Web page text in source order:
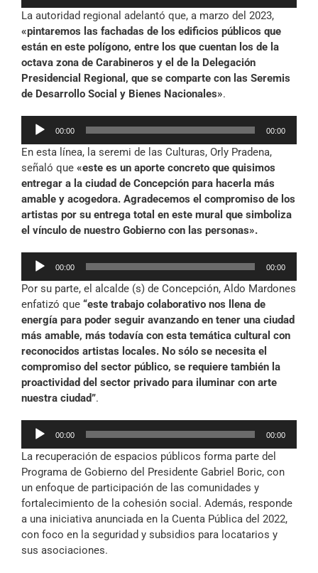
audio
La autoridad regional adelantó que, a marzo del 2023,
«pintaremos las fachadas de los edificios públicos que
están en este polígono, entre los que cuentan los de la
octava zona de Carabineros y el de la Delegación
Presidencial Regional, que se comparte con las Seremis
de Desarrollo Social y Bienes Nacionales».
Reproductor
audio
00:00 00:00
En esta línea, la seremi de las Culturas, Orly Pradena,
señaló que «este es un aporte concreto que quisimos
entregar a la ciudad de Concepción para hacerla más
amable y acogedora. Agradecemos el compromiso de los
artistas por su entrega total en este mural que simboliza
el vínculo de nuestro Gobierno con las personas».
Reproductor
audio
00:00 00:00
Por su parte, el alcalde (s) de Concepción, Aldo Mardones
enfatizó que “este trabajo colaborativo nos llena de
energía para poder seguir avanzando en tener una ciudad
más amable, más todavía con esta temática cultural con
reconocidos artistas locales. No sólo se necesita el
compromiso del sector público, se requiere también la
proactividad del sector privado para iluminar con arte
nuestra ciudad”.
Reproductor
audio
00:00 00:00
La recuperación de espacios públicos forma parte del
Programa de Gobierno del Presidente Gabriel Boric, con
un enfoque de participación de las comunidades y
fortalecimiento de la cohesión social. Además, responde
a una iniciativa anunciada en la Cuenta Pública del 2022,
con foco en la seguridad y subsidios para locatarios y
sus asociaciones.